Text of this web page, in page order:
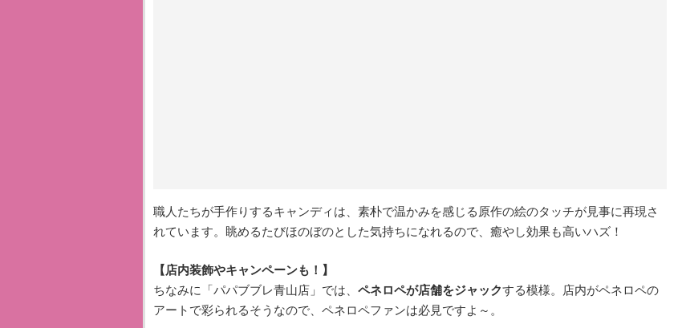
職人たちが手作りするキャンディは、素朴で温かみを感じる原作の絵のタッチが見事に再現さ
れています。眺めるたびほのぼのとした気持ちになれるので、癒やし効果も高いハズ！
【店内装飾やキャンペーンも！】
ちなみに「パパブブレ青山店」では、 ペネロペが店舗をジャックする模様。店内がペネロペの
アートで彩られるそうなので、ペネロペファンは必見ですよ～。